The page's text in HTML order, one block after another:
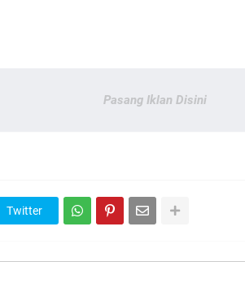
Pasang Iklan Disini
Twitter